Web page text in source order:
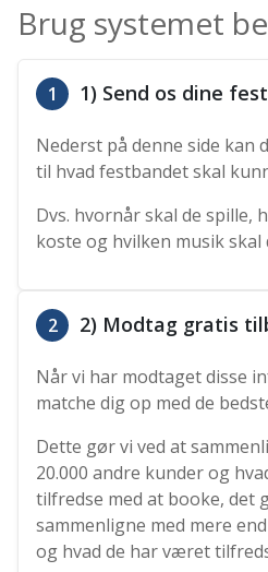
Brug systemet
1 1) Send os dine
Nederst på denne side kan
til hvad festbandet skal
Dvs. hvornår skal de spille,
koste og hvilken musik skal
2 2) Modtag gratis
Når vi har modtaget disse
matche dig op med de
Dette gør vi ved at
20.000 andre kunder og
tilfredse med at booke, det
sammenligne med mere
og hvad de har været